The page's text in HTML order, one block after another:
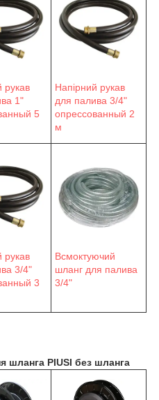
рукав
1"
5
Напірний рукав
для палива 3/4"
опрессованный 2
м
рукав
3/4"
3
Всмоктуючий
шланг для палива
3/4"
шланга PIUSI без шланга